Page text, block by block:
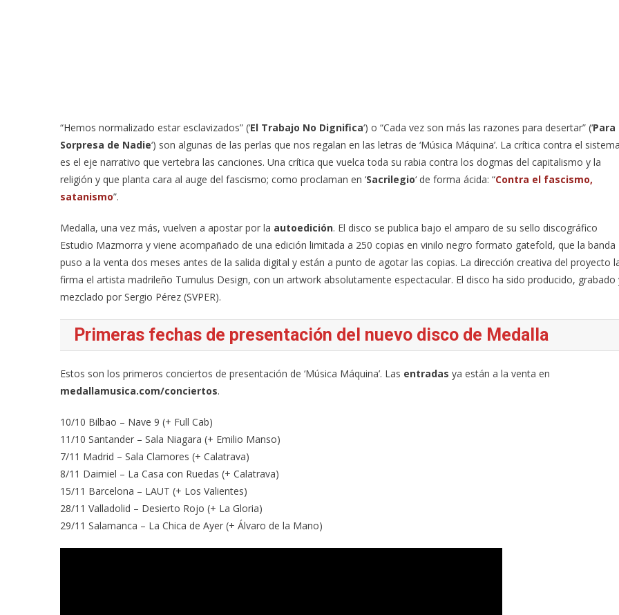
“Hemos normalizado estar esclavizados” (‘El Trabajo No Dignifica‘) o “Cada vez son más las razones para desertar” (‘Para
Sorpresa de Nadie‘) son algunas de las perlas que nos regalan en las letras de ‘Música Máquina’. La crítica contra el
es el eje narrativo que vertebra las canciones. Una crítica que vuelca toda su rabia contra los dogmas del capitalismo y la
religión y que planta cara al auge del fascismo; como proclaman en ‘Sacrilegio‘ de forma ácida: “Contra el fascismo,
satanismo”.
Medalla, una vez más, vuelven a apostar por la autoedición. El disco se publica bajo el amparo de su sello discográfico
Estudio Mazmorra y viene acompañado de una edición limitada a 250 copias en vinilo negro formato gatefold, que la banda
puso a la venta dos meses antes de la salida digital y están a punto de agotar las copias. La dirección creativa del proyecto
firma el artista madrileño Tumulus Design, con un artwork absolutamente espectacular. El disco ha sido producido, grabado
mezclado por Sergio Pérez (SVPER).
Primeras fechas de presentación del nuevo disco de Medalla
Estos son los primeros conciertos de presentación de ‘Música Máquina’. Las entradas ya están a la venta en
medallamusica.com/conciertos.
10/10 Bilbao – Nave 9 (+ Full Cab)
11/10 Santander – Sala Niagara (+ Emilio Manso)
7/11 Madrid – Sala Clamores (+ Calatrava)
8/11 Daimiel – La Casa con Ruedas (+ Calatrava)
15/11 Barcelona – LAUT (+ Los Valientes)
28/11 Valladolid – Desierto Rojo (+ La Gloria)
29/11 Salamanca – La Chica de Ayer (+ Álvaro de la Mano)